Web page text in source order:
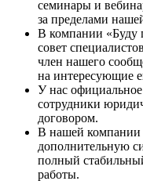
семинары и
за пределами
В компании «Буду
совет
член нашего
на интересующие
У нас
сотрудники
договором.
В нашей компании
дополнительную
полный
работы.